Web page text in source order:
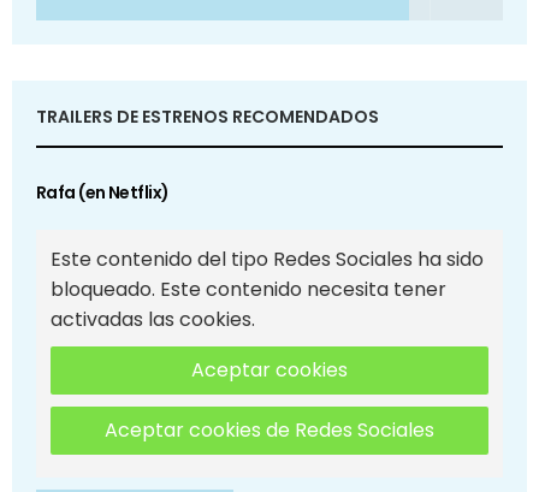
TRAILERS DE ESTRENOS RECOMENDADOS
Rafa (en Netflix)
Este contenido del tipo Redes Sociales ha sido
bloqueado. Este contenido necesita tener
activadas las cookies.
Aceptar cookies
Aceptar cookies de Redes Sociales